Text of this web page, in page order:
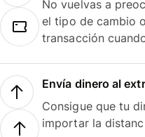
No vuelvas a
el tipo de cambio
transacción
Envía dinero al
Consigue que tu
importar la